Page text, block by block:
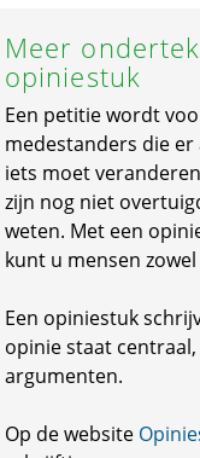
Meer
opiniestuk
Een petitie wordt
medestanders die
iets moet
zijn nog niet
weten. Met een
kunt u mensen
Een opiniestuk
opinie staat
argumenten.
Op de website